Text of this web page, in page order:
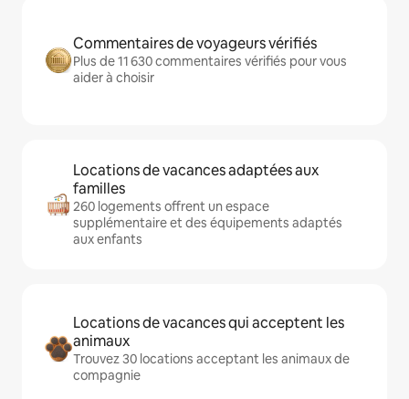
Commentaires de voyageurs vérifiés
Plus de 11 630 commentaires vérifiés pour vous
aider à choisir
Locations de vacances adaptées aux
familles
260 logements offrent un espace
supplémentaire et des équipements adaptés
aux enfants
Locations de vacances qui acceptent les
animaux
Trouvez 30 locations acceptant les animaux de
compagnie